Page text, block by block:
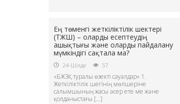
Ең төменгі жеткіліктілік шектері
(ТЖШ) – оларды есептеудің
ашықтығы және оларды пайдалану
мүмкіндігі сақтала ма?
24-Шілде 57
«БЖЗҚ туралы өзекті сауалдар» 1.
Жеткіліктілік шегінің мөлшеріне
салымшының жасы әсер ете ме және
қолданыстағы […]